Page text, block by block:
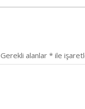
Gerekli alanlar * ile